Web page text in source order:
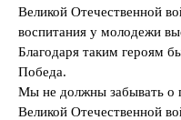
Великой Отечественной
воспитания у молодежи
Благодаря таким героям
Победа.
Мы не должны забывать о
Великой Отечественной